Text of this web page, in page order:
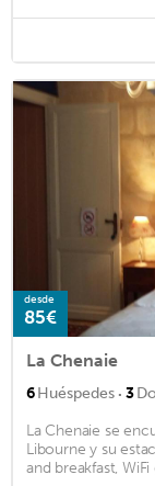
desde
85€
La Chenaie
6Huéspedes · 3
La Chenaie se
Libourne y su
and breakfast,